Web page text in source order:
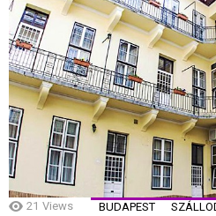
21 Views BUDAPEST